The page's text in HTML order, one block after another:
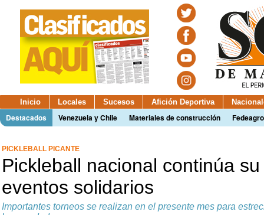
Inicio Locales Sucesos Afición Deportiva
Destacados Venezuela y Chile Materiales de construcción Fedeagro
PICKLEBALL PICANTE
Pickleball nacional continúa
eventos solidarios
Importantes torneos se realizan en el presente mes para